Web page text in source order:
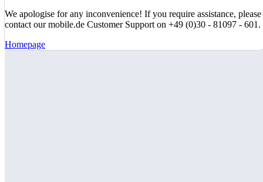
We apologise for any inconvenience! If you require assistance, please
contact our mobile.de Customer Support on +49 (0)30 - 81097 - 601.
Homepage